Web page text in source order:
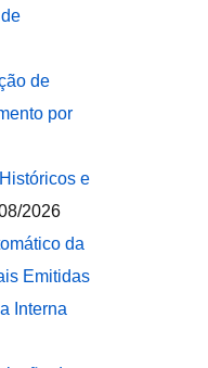
de
por
e
2026
da
Emitidas
Interna